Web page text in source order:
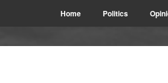
Home Politics